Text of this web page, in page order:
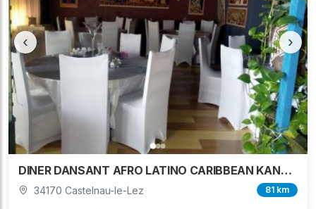
‹ ›
DINER DANSANT AFRO LATINO CARIBBEAN KANJY EVENT
34170 Castelnau-le-Lez 81 km